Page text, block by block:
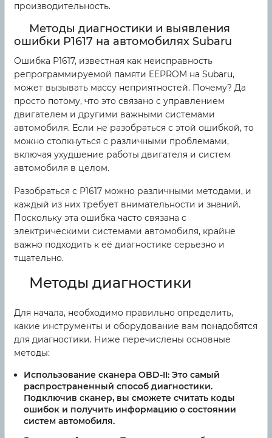
производительность.
Методы диагностики и выявления
ошибки P1617 на автомобилях Subaru
Ошибка P1617, известная как неисправность
репрограммируемой памяти EEPROM на Subaru,
может вызывать массу неприятностей. Почему? Да
просто потому, что это связано с управлением
двигателем и другими важными системами
автомобиля. Если не разобраться с этой ошибкой, то
можно столкнуться с различными проблемами,
включая ухудшение работы двигателя и систем
автомобиля в целом.
Разобраться с P1617 можно различными методами, и
каждый из них требует внимательности и знаний.
Поскольку эта ошибка часто связана с
электрическими системами автомобиля, крайне
важно подходить к её диагностике серьезно и
тщательно.
Методы диагностики
Для начала, необходимо правильно определить,
какие инструменты и оборудование вам понадобятся
для диагностики. Ниже перечислены основные
методы:
Использование сканера OBD-II: Это самый
распространенный способ диагностики.
Подключив сканер, вы сможете считать коды
ошибок и получить информацию о состоянии
систем автомобиля.